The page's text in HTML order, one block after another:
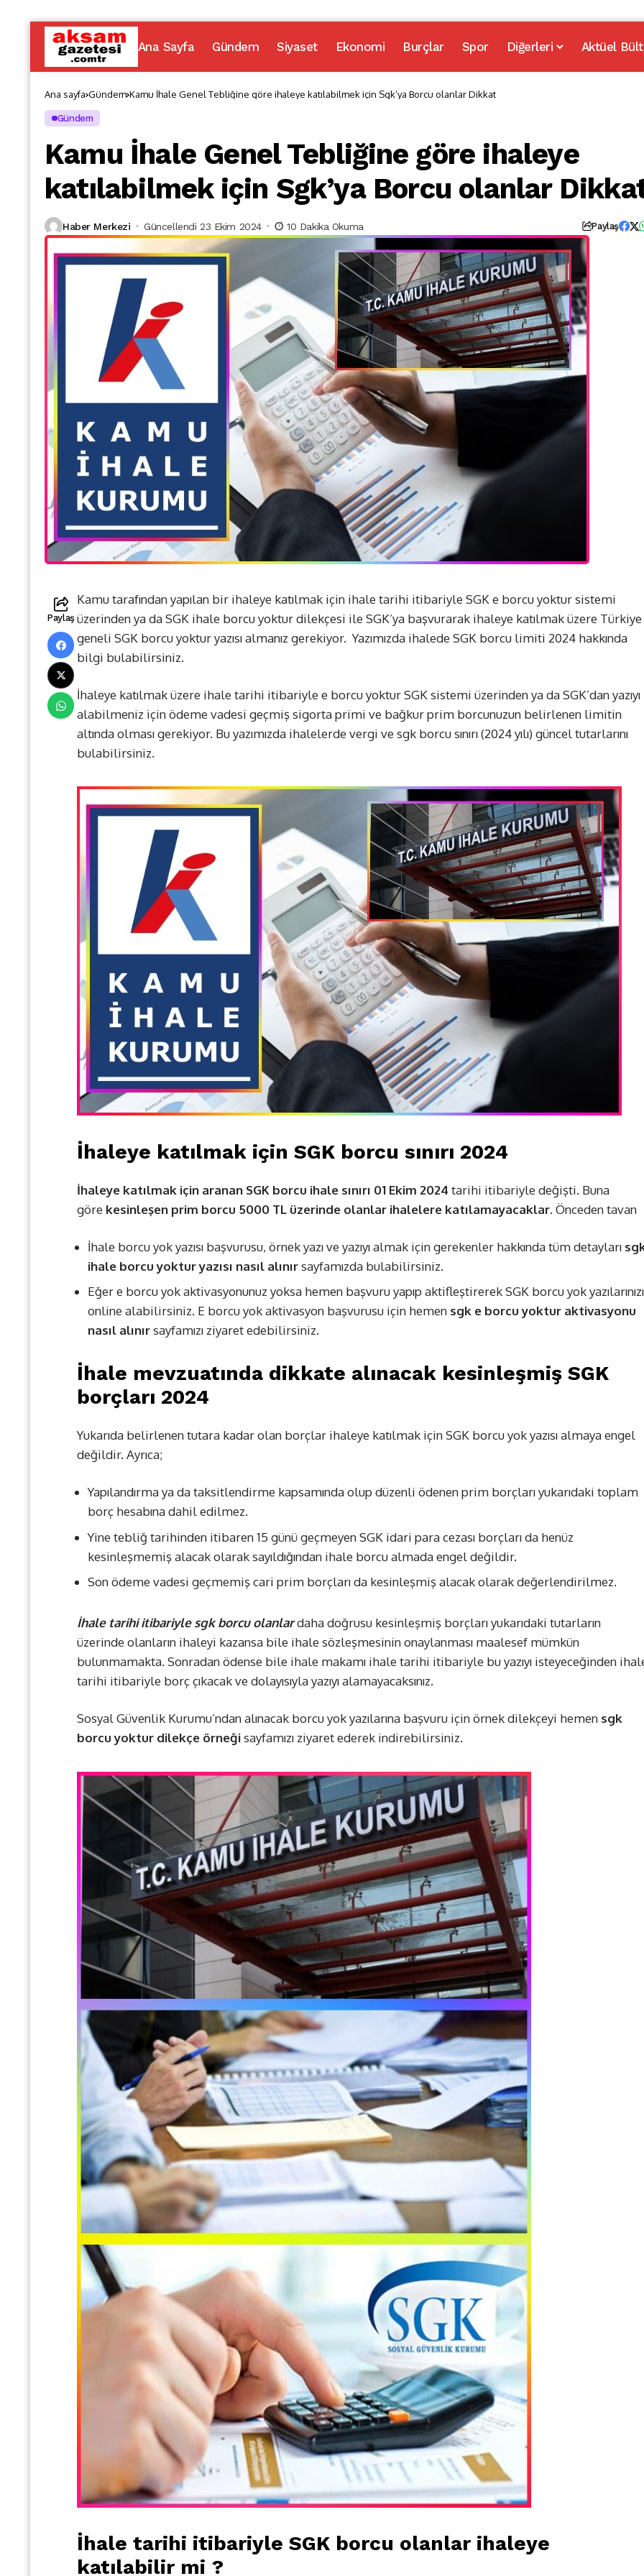
Ana Sayfa Gündem Siyaset Ekonomi Burçlar Spor Diğerleri Aktüel
Ana sayfa Gündem Kamu İhale Genel Tebliğine göre ihaleye katılabilmek için Sgk’ya Borcu olanlar Dikkat
Gündem
Kamu İhale Genel Tebliğine göre ihaleye
katılabilmek için Sgk’ya Borcu olanlar
Haber Merkezi Güncellendi 23 Ekim 2024 10 Dakika Okuma Paylaş
Paylaş
Kamu tarafından yapılan bir ihaleye katılmak için ihale tarihi itibariyle SGK e borcu yoktur sistemi
üzerinden ya da SGK ihale borcu yoktur dilekçesi ile SGK’ya başvurarak ihaleye katılmak üzere Türkiye
geneli SGK borcu yoktur yazısı almanız gerekiyor. Yazımızda ihalede SGK borcu limiti 2024 hakkında
bilgi bulabilirsiniz.
İhaleye katılmak üzere ihale tarihi itibariyle e borcu yoktur SGK sistemi üzerinden ya da SGK’dan yazıyı
alabilmeniz için ödeme vadesi geçmiş sigorta primi ve bağkur prim borcunuzun belirlenen limitin
altında olması gerekiyor. Bu yazımızda ihalelerde vergi ve sgk borcu sınırı (2024 yılı) güncel tutarlarını
bulabilirsiniz.
İhaleye katılmak için SGK borcu sınırı 2024
İhaleye katılmak için aranan SGK borcu ihale sınırı 01 Ekim 2024 tarihi itibariyle değişti. Buna
göre kesinleşen prim borcu 5000 TL üzerinde olanlar ihalelere katılamayacaklar. Önceden tavan
İhale borcu yok yazısı başvurusu, örnek yazı ve yazıyı almak için gerekenler hakkında tüm detayları
ihale borcu yoktur yazısı nasıl alınırsayfamızda bulabilirsiniz.
Eğer e borcu yok aktivasyonunuz yoksa hemen başvuru yapıp aktifleştirerek SGK borcu yok yazılarınızı
online alabilirsiniz. E borcu yok aktivasyon başvurusu için hemen sgk e borcu yoktur aktivasyonu
nasıl alınırsayfamızı ziyaret edebilirsiniz.
İhale mevzuatında dikkate alınacak kesinleşmiş SGK
borçları 2024
Yukarıda belirlenen tutara kadar olan borçlar ihaleye katılmak için SGK borcu yok yazısı almaya engel
değildir. Ayrıca;
Yapılandırma ya da taksitlendirme kapsamında olup düzenli ödenen prim borçları yukarıdaki toplam
borç hesabına dahil edilmez.
Yine tebliğ tarihinden itibaren 15 günü geçmeyen SGK idari para cezası borçları da henüz
kesinleşmemiş alacak olarak sayıldığından ihale borcu almada engel değildir.
Son ödeme vadesi geçmemiş cari prim borçları da kesinleşmiş alacak olarak değerlendirilmez.
İhale tarihi itibariyle sgk borcu olanlardaha doğrusu kesinleşmiş borçları yukarıdaki tutarların
üzerinde olanların ihaleyi kazansa bile ihale sözleşmesinin onaylanması maalesef mümkün
bulunmamakta. Sonradan ödense bile ihale makamı ihale tarihi itibariyle bu yazıyı isteyeceğinden
tarihi itibariyle borç çıkacak ve dolayısıyla yazıyı alamayacaksınız.
Sosyal Güvenlik Kurumu’ndan alınacak borcu yok yazılarına başvuru için örnek dilekçeyi hemen sgk
borcu yoktur dilekçe örneğisayfamızı ziyaret ederek indirebilirsiniz.
İhale tarihi itibariyle SGK borcu olanlar ihaleye
katılabilir mi ?